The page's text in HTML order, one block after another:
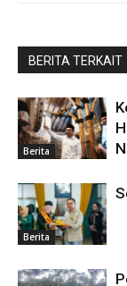
BERITA TERKAIT
Berita
Berita